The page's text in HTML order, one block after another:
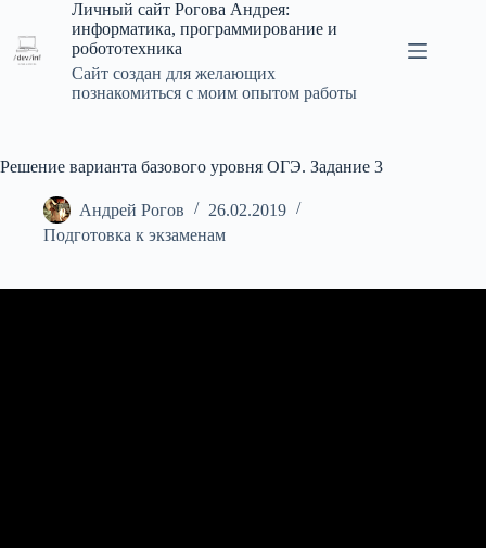
сути
Личный сайт Рогова Андрея:
информатика, программирование и
робототехника
Сайт создан для желающих
познакомиться с моим опытом работы
Решение варианта базового уровня ОГЭ. Задание 3
Андрей Рогов
26.02.2019
Подготовка к экзаменам